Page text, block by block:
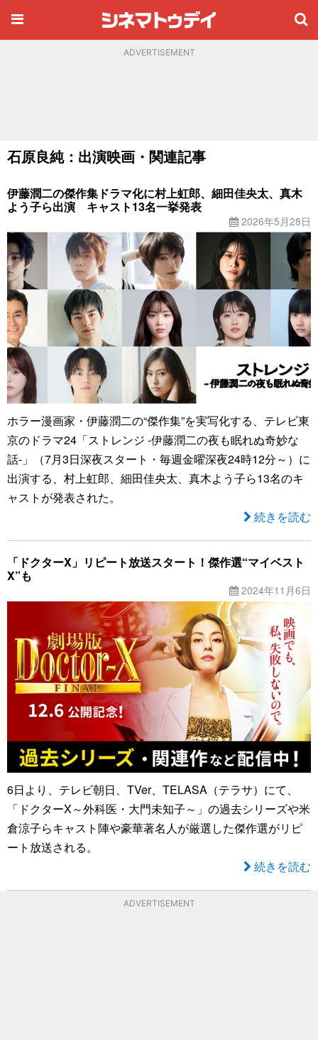
ADVERTISEMENT
石原良純：出演映画・関連記事
伊藤潤二の傑作集ドラマ化に村上虹郎、細田佳央太、真木
よう子ら出演 キャスト13名一挙発表
2026年5月28日
ホラー漫画家・伊藤潤二の“傑作集”を実写化する、テレビ東
京のドラマ24「ストレンジ -伊藤潤二の夜も眠れぬ奇妙な
話-」（7月3日深夜スタート・毎週金曜深夜24時12分～）に
出演する、村上虹郎、細田佳央太、真木よう子ら13名のキ
ャストが発表された。
続きを読む
「ドクターX」リピート放送スタート！傑作選“マイベスト
X”も
2024年11月6日
6日より、テレビ朝日、TVer、TELASA（テラサ）にて、
「ドクターX～外科医・大門未知子～」の過去シリーズや米
倉涼子らキャスト陣や豪華著名人が厳選した傑作選がリピ
ート放送される。
続きを読む
ADVERTISEMENT